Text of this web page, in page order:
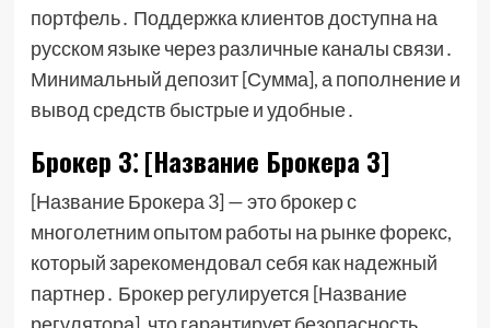
портфель․ Поддержка клиентов доступна на
русском языке через различные каналы связи․
Минимальный депозит [Сумма], а пополнение и
вывод средств быстрые и удобные․
Брокер 3⁚ [Название Брокера 3]
[Название Брокера 3] — это брокер с
многолетним опытом работы на рынке форекс,
который зарекомендовал себя как надежный
партнер․ Брокер регулируется [Название